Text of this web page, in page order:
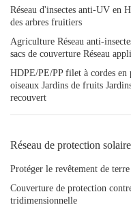
Réseau d'insectes anti-UV en
des arbres fruitiers
Agriculture Réseau anti-
sacs de couverture Réseau
HDPE/PE/PP filet à cordes en
oiseaux Jardins de fruits
recouvert
Réseau de protection
Protéger le revêtement de
Couverture de protection
tridimensionnelle